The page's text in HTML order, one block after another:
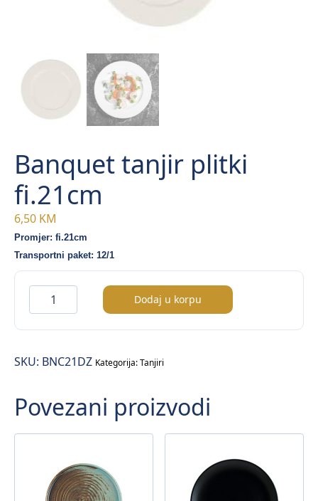
Banquet tanjir plitki
fi.21cm
6,50 KM
Promjer: fi.21cm
Transportni paket: 12/1
Banquet
tanjir
plitki
količina
Dodaj u korpu
SKU: BNC21DZ Kategorija:Tanjiri
Povezani proizvodi